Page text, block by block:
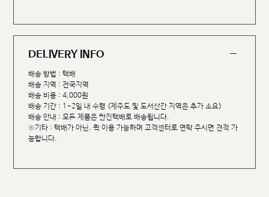
DELIVERY INFO
배송 방법 : 택배
배송 지역 : 전국지역
배송 비용 : 4,000원
배송 기간 : 1~2일 내 수령 (제주도 및 도서산간 지역은 추가 소요)
배송 안내 : 모든 제품은 한진택배로 배송됩니다.
※기타 : 택배가 아닌, 퀵 이용 가능하며 고객센터로 연락 주시면 견적 가
능합니다.